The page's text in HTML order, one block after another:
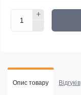
Опис товару Відгуків